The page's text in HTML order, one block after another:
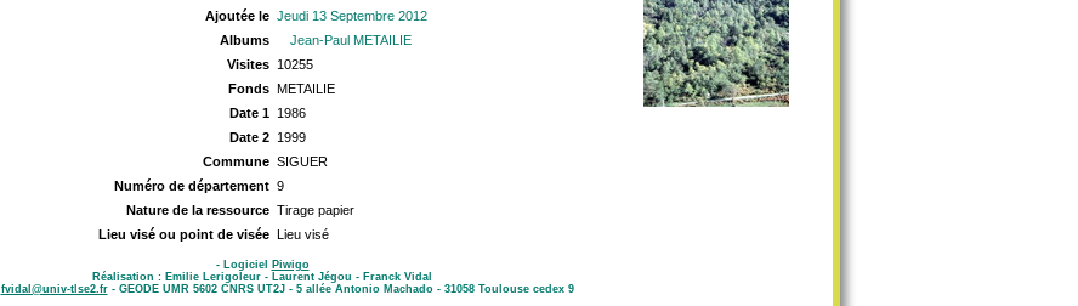
Ajoutée le Jeudi 13 Septembre 2012
Albums
Jean-Paul METAILIE
Visites 10255
Fonds METAILIE
Date 1 1986
Date 2 1999
Commune SIGUER
Numéro de département 9
Nature de la ressource Tirage papier
Lieu visé ou point de visée Lieu visé
- Logiciel
Piwigo
Réalisation : Emilie Lerigoleur - Laurent Jégou - Franck Vidal
fvidal@univ-tlse2.fr- GEODE UMR 5602 CNRS UT2J - 5 allée Antonio Machado - 31058 Toulouse cedex 9